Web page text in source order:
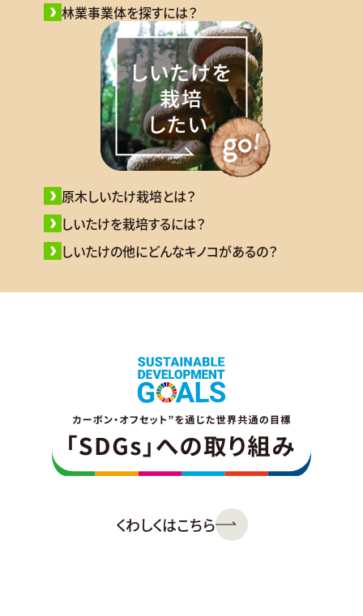
林業事業体を探すには？
原木しいたけ栽培とは？
しいたけを栽培するには？
しいたけの他にどんなキノコがあるの？
くわしくはこちら